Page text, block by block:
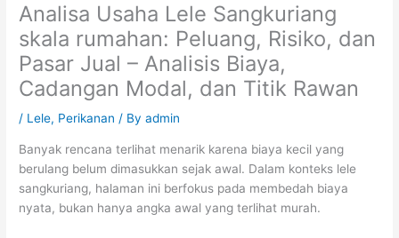
Analisa Usaha Lele Sangkuriang
skala rumahan: Peluang, Risiko, dan
Pasar Jual – Analisis Biaya,
Cadangan Modal, dan Titik Rawan
/ Lele, Perikanan / Byadmin
Banyak rencana terlihat menarik karena biaya kecil yang
berulang belum dimasukkan sejak awal. Dalam konteks lele
sangkuriang, halaman ini berfokus pada membedah biaya
nyata, bukan hanya angka awal yang terlihat murah.